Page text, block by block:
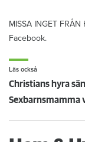
MISSA INGET FRÅN
Facebook.
Läs också